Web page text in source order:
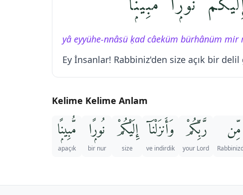
yâ eyyühe-nnâsü ḳad câeküm bürhânüm
Ey İnsanlar! Rabbiniz'den size açık bir
Kelime Kelime Anlam
مِّن رَّبِّكُمْ
your Lord
وَأَنزَلْنَآ
ve indirdik
إِلَيْكُمْ
size
نُورًۭا
bir nur
مُّبِينًۭا
apaçık